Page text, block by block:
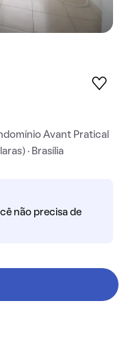
Avant Pratical
· Brasília
não precisa de